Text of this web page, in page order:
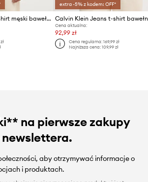
Calvin Klein Jeans t-shirt męski bawełniany
extra -5% z kodem: OFF*
Calvin Klein Jeans t-shirt
Cena aktualna:
92,99 zł
Cena regularna: 169,99 zł
Najniższa cena: 109,99 zł
na pierwsze zakupy
newslettera.
aby otrzymywać informacje o
i produktach.